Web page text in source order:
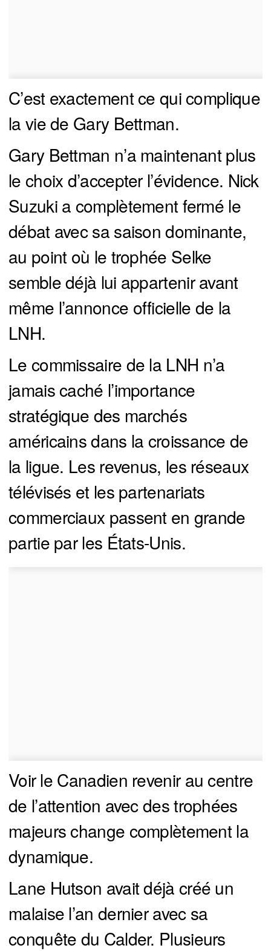
C’est exactement ce qui complique
la vie de Gary Bettman.
Gary Bettman n’a maintenant plus
le choix d’accepter l’évidence. Nick
Suzuki a complètement fermé le
débat avec sa saison dominante,
au point où le trophée Selke
semble déjà lui appartenir avant
même l’annonce officielle de la
LNH.
Le commissaire de la LNH n’a
jamais caché l’importance
stratégique des marchés
américains dans la croissance de
la ligue. Les revenus, les réseaux
télévisés et les partenariats
commerciaux passent en grande
partie par les États-Unis.
Voir le Canadien revenir au centre
de l’attention avec des trophées
majeurs change complètement la
dynamique.
Lane Hutson avait déjà créé un
malaise l’an dernier avec sa
conquête du Calder. Plusieurs